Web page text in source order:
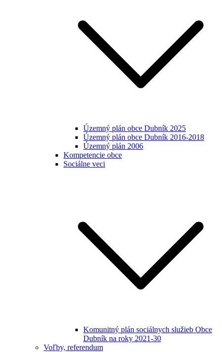
Územný plán obce Dubník 2025
Územný plán obce Dubník 2016-2018
Územný plán 2006
Kompetencie obce
Sociálne veci
Komunitný plán sociálnych služieb Obce
Dubník na roky 2021-30
Voľby, referendum